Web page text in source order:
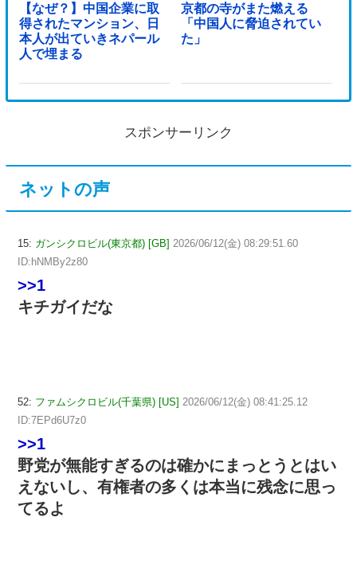
【なぜ？】中国企業に取
得されたマンション、日
本人が出ていきネパール
人で埋まる
京都の寺がまた燃える
「中国人に脅迫されてい
た」
スポンサーリンク
ネットの声
15: ガンシクロビル(東京都) [GB] 2026/06/12(金) 08:29:51.60
ID:hNMBy2z80
>>1
キチガイだな
52: ファムシクロビル(千葉県) [US] 2026/06/12(金) 08:41:25.12
ID:7EPd6U7z0
>>1
野党が無能すぎるのは確かにまっとうとはい
えないし、有権者の多くは本当に残念に思っ
てるよ